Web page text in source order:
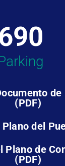
de
(PDF)
del
Plano de
(PDF)